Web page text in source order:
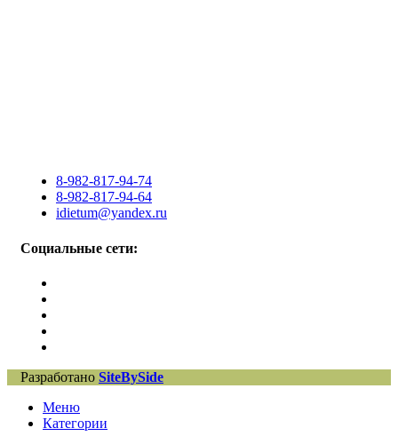
8-982-817-94-74
8-982-817-94-64
idietum@yandex.ru
Социальные сети:
Разработано SiteBySide
Меню
Категории